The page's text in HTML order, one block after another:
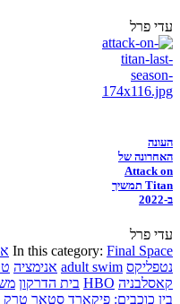
עדי פרל
העונה
האחרונה של
Attack on
Titan תמשיך
ב-2022
עדי פרל
In this category: Final Space
נטפליקס adult swim אנימציה
קאסלבניה HBO בית הדרקון
בין כוכבים: פיקארד סטאר טרק